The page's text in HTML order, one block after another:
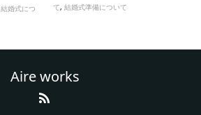
結婚式につ
て,結婚式準備について
Aire works